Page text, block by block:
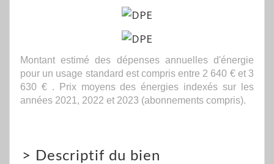
Montant estimé des dépenses annuelles d'énergie
pour un usage standard est compris entre 2 640 € et 3
630 € . Prix moyens des énergies indexés sur les
années 2021, 2022 et 2023 (abonnements compris).
> Descriptif du bien